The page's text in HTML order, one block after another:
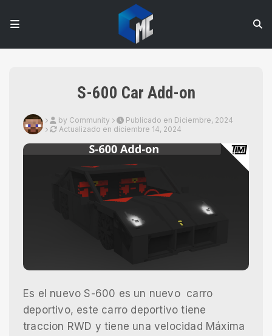
S-600 Car Add-on
by Community
Publicado en Diciembre, 2024
Actualizado en diciembre 14, 2024
Es el nuevo S-600 es un nuevo carro
deportivo, este carro deportivo tiene
traccion RWD y tiene una velocidad Máxima